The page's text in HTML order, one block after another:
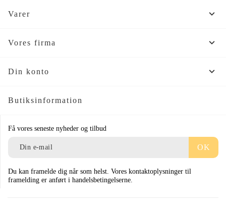
Varer 
Vores firma 
Din konto 
Butiksinformation
Få vores seneste nyheder og tilbud
Du kan framelde dig når som helst. Vores kontaktoplysninger til
framelding er anført i handelsbetingelserne.